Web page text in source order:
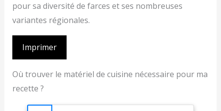
pour sa diversité de farces et ses nombreuses
variantes régionales.
Imprimer
Où trouver le matériel de cuisine nécessaire pour ma
recette ?